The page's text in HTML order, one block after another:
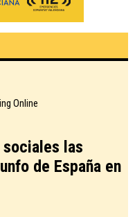
Online
las
de España en